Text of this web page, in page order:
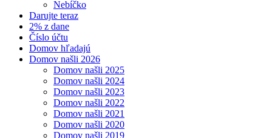
Nebíčko
Darujte teraz
2% z dane
Číslo účtu
Domov hľadajú
Domov našli 2026
Domov našli 2025
Domov našli 2024
Domov našli 2023
Domov našli 2022
Domov našli 2021
Domov našli 2020
Domov našli 2019